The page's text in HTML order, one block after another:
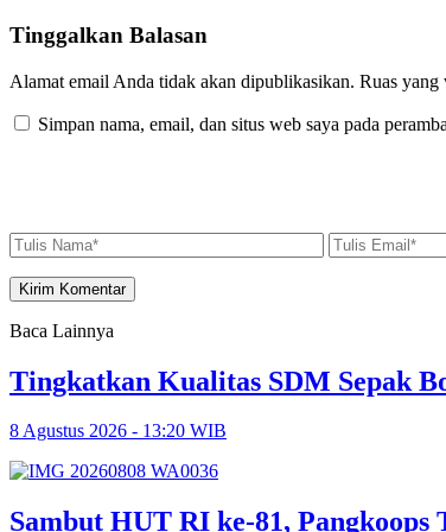
Tinggalkan Balasan
Alamat email Anda tidak akan dipublikasikan. Ruas yang
Simpan nama, email, dan situs web saya pada
Baca Lainnya
Tingkatkan Kualitas SDM Sepak
8 Agustus 2026 - 13:20 WIB
Sambut HUT RI ke-81,